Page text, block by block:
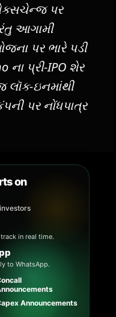
પર
આગામી
પર ભારે પડી
ના પ્રી-IPO શેર
લૉક-ઇનમાંથી
પર નોંધપાત્ર
on
in real time.
to WhatsApp.
Announcements